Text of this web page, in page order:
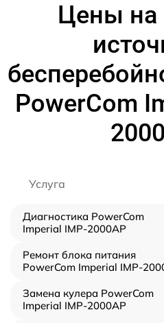
Цены на
PowerCom
Услуга
Диагностика PowerCom
Imperial IMP-2000AP
Ремонт блока питания
PowerCom Imperial IMP-
Замена кулера PowerCom
Imperial IMP-2000AP